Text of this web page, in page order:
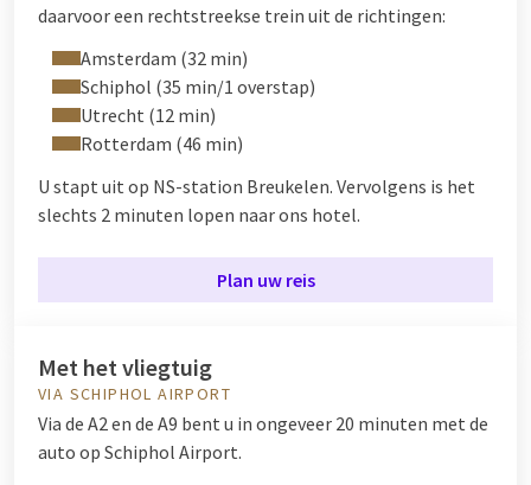
daarvoor een rechtstreekse trein uit de richtingen:
Amsterdam (32 min)
Schiphol (35 min/1 overstap)
Utrecht (12 min)
Rotterdam (46 min)
U stapt uit op NS-station Breukelen. Vervolgens is het
slechts 2 minuten lopen naar ons hotel.
Plan uw reis
Met het vliegtuig
VIA SCHIPHOL AIRPORT
Via de A2 en de A9 bent u in ongeveer 20 minuten met de
auto op Schiphol Airport.